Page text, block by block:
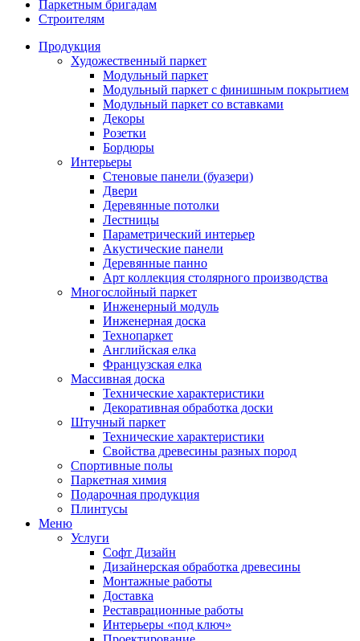
Паркетным бригадам
Строителям
Продукция
Художественный паркет
Модульный паркет
Модульный паркет с финишным покрытием
Модульный паркет со вставками
Декоры
Розетки
Бордюры
Интерьеры
Стеновые панели (буазери)
Двери
Деревянные потолки
Лестницы
Параметрический интерьер
Акустические панели
Деревянные панно
Арт коллекция столярного производства
Многослойный паркет
Инженерный модуль
Инженерная доска
Технопаркет
Английская елка
Французская елка
Массивная доска
Технические характеристики
Декоративная обработка доски
Штучный паркет
Технические характеристики
Свойства древесины разных пород
Спортивные полы
Паркетная химия
Подарочная продукция
Плинтусы
Меню
Услуги
Софт Дизайн
Дизайнерская обработка древесины
Монтажные работы
Доставка
Реставрационные работы
Интерьеры «под ключ»